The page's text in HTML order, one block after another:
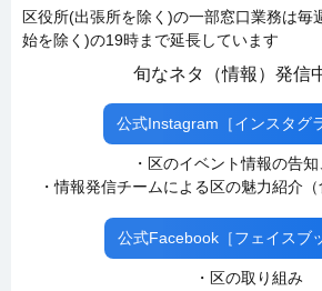
区役所(出張所を除く)の一部窓口業務は毎
始を除く)の19時まで延長しています
旬なネタ（情報）発信
公式Instagram［インスタグ
・区のイベント情報の告
・情報発信チームによる区の魅力紹介（
公式Facebook［フェイスブ
・区の取り組み